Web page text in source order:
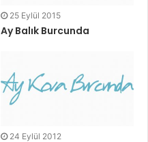
25 Eylül 2015
Ay Balık Burcunda
24 Eylül 2012